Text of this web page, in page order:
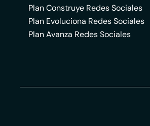
Plan Construye Redes Sociales
Plan Evoluciona Redes Sociales
Plan Avanza Redes Sociales